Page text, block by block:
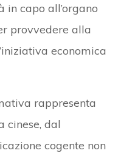
capo all’organo
provvedere alla
economica
rappresenta
cinese, dal
cogente non